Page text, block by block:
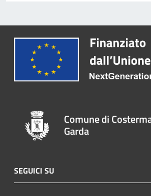
Comune di
Garda
SEGUICI SU